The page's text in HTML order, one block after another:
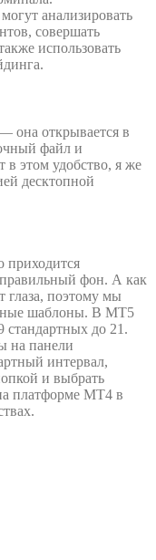
анализировать
совершать
использовать
она открывается в
файл и
в этом удобство, я же
десктопной
приходится
фон. А как
глаза, поэтому мы
шаблоны. В МТ5
стандартных до 21.
на панели
интервал,
и выбрать
платформе MT4 в